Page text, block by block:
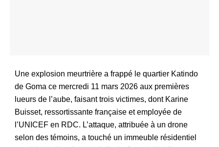
Une explosion meurtrière a frappé le quartier Katindo
de Goma ce mercredi 11 mars 2026 aux premières
lueurs de l’aube, faisant trois victimes, dont Karine
Buisset, ressortissante française et employée de
l’UNICEF en RDC. L’attaque, attribuée à un drone
selon des témoins, a touché un immeuble résidentiel